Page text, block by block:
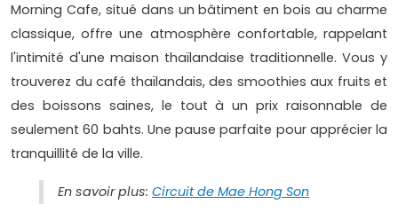
Morning Cafe, situé dans un bâtiment en bois au charme
classique, offre une atmosphère confortable, rappelant
l'intimité d'une maison thaïlandaise traditionnelle. Vous y
trouverez du café thaïlandais, des smoothies aux fruits et
des boissons saines, le tout à un prix raisonnable de
seulement 60 bahts. Une pause parfaite pour apprécier la
tranquillité de la ville.
En savoir plus: Circuit de Mae Hong Son